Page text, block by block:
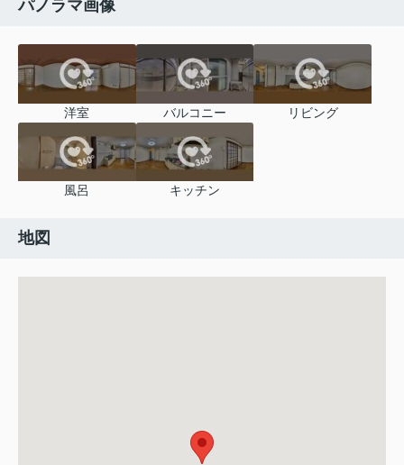
パノラマ画像
洋室 バルコニー リビング
風呂 キッチン
地図